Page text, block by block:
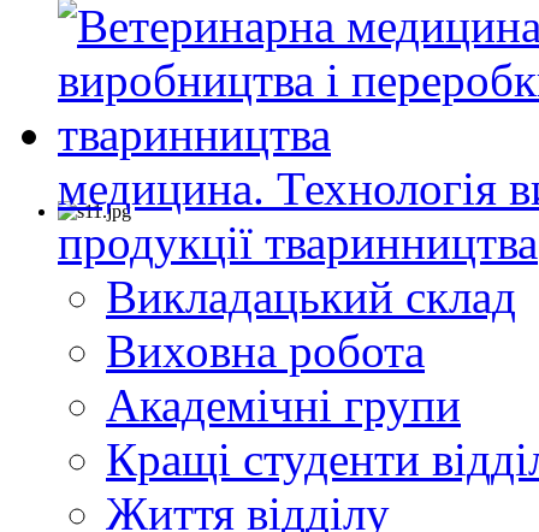
медицина. Технологія
продукції тваринництва
Викладацький склад
Виховна робота
Академічні групи
Кращі студенти
Життя відділу